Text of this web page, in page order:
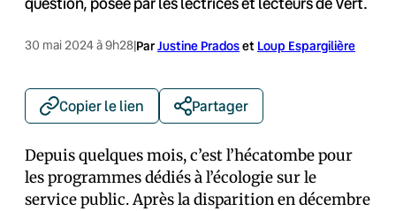
30 mai 2024 à 9h28|ParJustine Pradoset Loup Espargilière
Copier le lien Partager
Depuis quelques mois, c’est l’hécatombe pour
les programmes dédiés à l’écologie sur le
service public. Après la disparition en décembre